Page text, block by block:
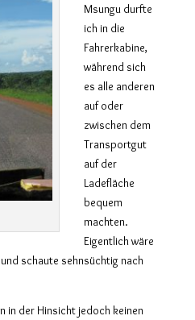
Msungu durfte
ich in die
Fahrerkabine,
während sich
es alle anderen
auf oder
zwischen dem
Transportgut
auf der
Ladefläche
bequem
machten.
Eigentlich wäre
schaute sehnsüchtig nach
in der Hinsicht jedoch keinen